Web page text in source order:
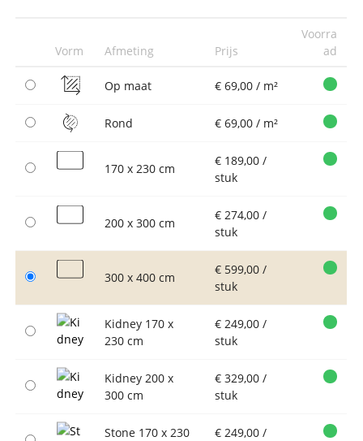
Vorm Afmeting Prijs
Voorra
ad
Op maat € 69,00 / m²
Rond € 69,00 / m²
170 x 230 cm
€ 189,00 /
stuk
200 x 300 cm
€ 274,00 /
stuk
300 x 400 cm
€ 599,00 /
stuk
Kidney 170 x
230 cm
€ 249,00 /
stuk
Kidney 200 x
300 cm
€ 329,00 /
stuk
Stone 170 x 230
€ 249,00 /